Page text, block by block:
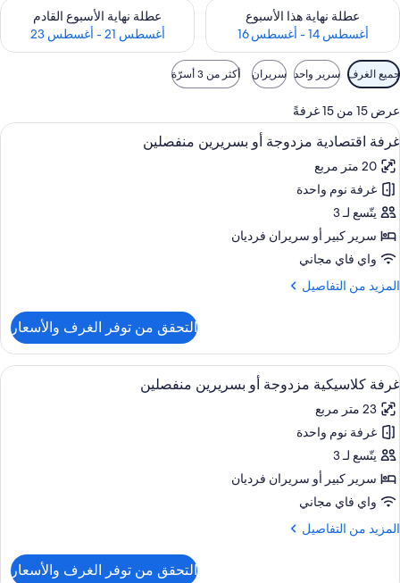
عطلة نهاية هذا الأسبوع
أغسطس 14 - أغسطس 16
تحقق من مدى التوفر لعطلة نهاية هذا الأسبوع للفترة أغسطس 14 - أغسطس 16
عطلة نهاية الأسبوع القادم
أغسطس 21 - أغسطس 23
تحقق من مدى التوفر لعطلة نهاية
عوامل
التصفية
المتاحة
للغرف
جميع الغرف سرير واحد سريران أكثر من 3 أسرّة
عرض 15 من 15 غرفةً
استعراض
جميع
صور
غرفة
اقتصادية
مزدوجة
أو
بسريرين
منفصلين
ألحفة محشوة بالريش وميني بار وخزنة
7
غرفة اقتصادية مزدوجة أو بسريرين منفصلين
20 متر مربع
غرفة نوم واحدة
يتّسع لـ 3
سرير كبير‫‬ أو سريران فرديان
واي فاي مجاني
المزيد من التفاصيل
المزيد
غرفة
اقتصادية
مزدوجة
بسريرين
منفصلين
التحقق من توفر الغرف والأسعار
استعراض
جميع
صور
غرفة
كلاسيكية
مزدوجة
أو
بسريرين
منفصلين
ألحفة محشوة بالريش وميني بار وخزنة
6
غرفة كلاسيكية مزدوجة أو بسريرين منفصلين
23 متر مربع
غرفة نوم واحدة
يتّسع لـ 3
سرير كبير‫‬ أو سريران فرديان
واي فاي مجاني
المزيد من التفاصيل
المزيد
التحقق من توفر الغرف والأسعار